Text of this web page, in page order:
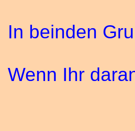
In beinden
Wenn Ihr